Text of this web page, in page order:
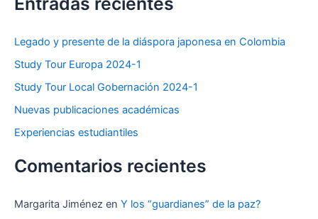
f
o
:
Legado y presente de la diáspora japonesa en Colombia
Study Tour Europa 2024-1
Study Tour Local Gobernación 2024-1
Nuevas publicaciones académicas
Experiencias estudiantiles
Comentarios recientes
Margarita Jiménez en Y los “guardianes” de la paz?